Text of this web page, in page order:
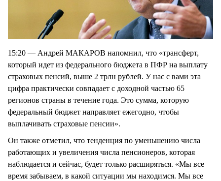
15:20 — Андрей МАКАРОВ напомнил, что «трансферт,
который идет из федерального бюджета в ПФР на выплату
страховых пенсий, выше 2 трлн рублей. У нас с вами эта
цифра практически совпадает с доходной частью 65
регионов страны в течение года. Это сумма, которую
федеральный бюджет направляет ежегодно, чтобы
выплачивать страховые пенсии».
Он также отметил, что тенденция по уменьшению числа
работающих и увеличения числа пенсионеров, которая
наблюдается и сейчас, будет только расширяться. «Мы все
время забываем, в какой ситуации мы находимся. Мы все